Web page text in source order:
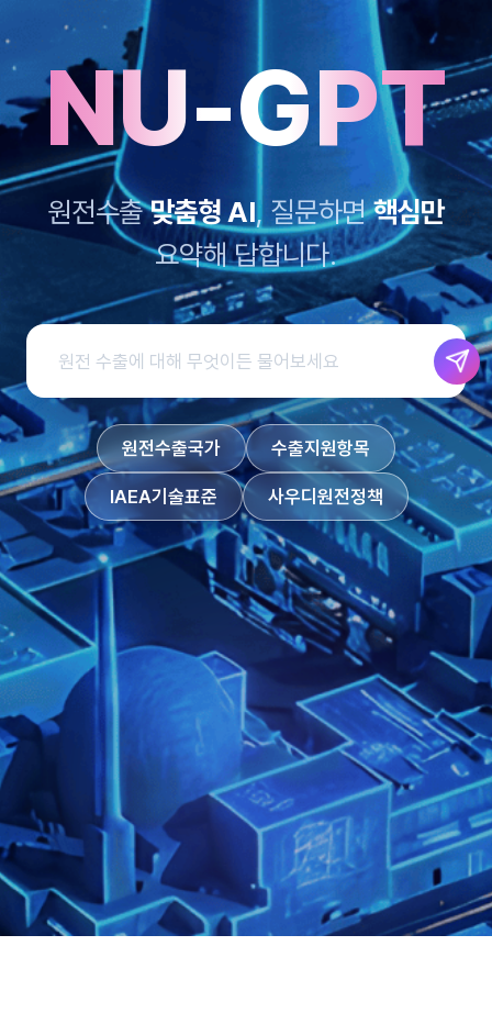
NU-GPT
원전수출맞춤형 AI, 질문하면 핵심만
요약해 답합니다.
원전수출국가 수출지원항목
IAEA기술표준 사우디원전정책